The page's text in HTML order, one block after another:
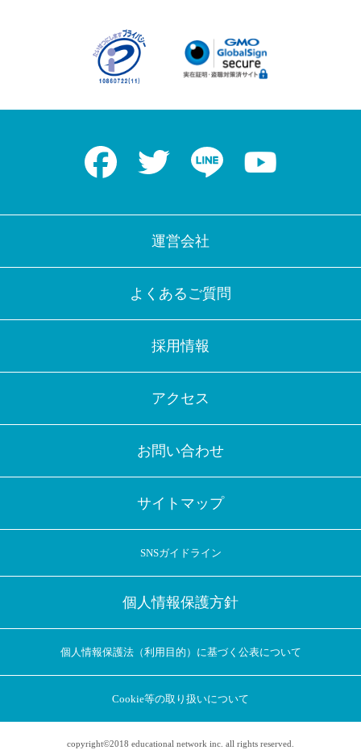
Facebook Twitter LINE
運営会社
よくあるご質問
採用情報
アクセス
お問い合わせ
サイトマップ
SNSガイドライン
個人情報保護方針
個人情報保護法（利用目的）に基づく公表について
Cookie等の取り扱いについて
copyright©2018 educational network inc. all rights reserved.